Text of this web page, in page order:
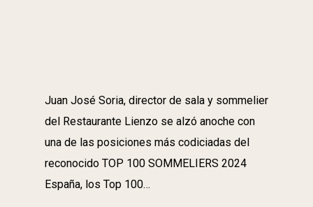
Juan José Soria, director de sala y sommelier
del Restaurante Lienzo se alzó anoche con
una de las posiciones más codiciadas del
reconocido TOP 100 SOMMELIERS 2024
España, los Top 100…